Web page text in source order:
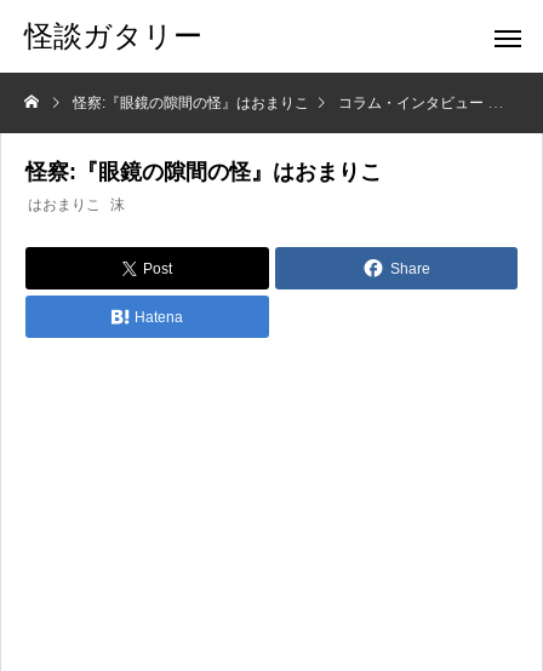
怪談ガタリー
怪察:『眼鏡の隙間の怪』はおまりこ コラム・インタビュー
怪察:『眼鏡の隙間の怪』はおまりこ
はおまりこ 沫
Post Share
Hatena